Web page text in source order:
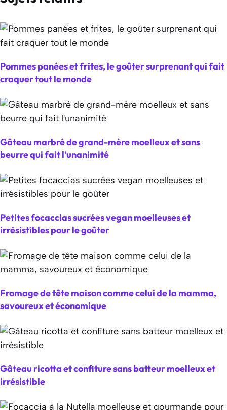
Pommes panées et frites, le goûter surprenant qui fait
craquer tout le monde
Gâteau marbré de grand-mère moelleux et sans
beurre qui fait l’unanimité
Petites focaccias sucrées vegan moelleuses et
irrésistibles pour le goûter
Fromage de tête maison comme celui de la mamma,
savoureux et économique
Gâteau ricotta et confiture sans batteur moelleux et
irrésistible